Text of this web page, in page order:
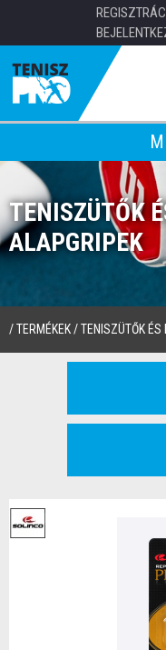
TENISZÜTŐK
ALAPGRIPEK
/TERMÉKEK/TENISZÜTŐK ÉS